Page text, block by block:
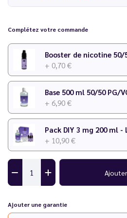
Temps de maturation
N'hésitez pas à consulter notre
votre préparation !
Complétez votre commande
+ 0,70 €
+ 6,90 €
+ 10,90 €
Ajouter
Ajouter une garantie